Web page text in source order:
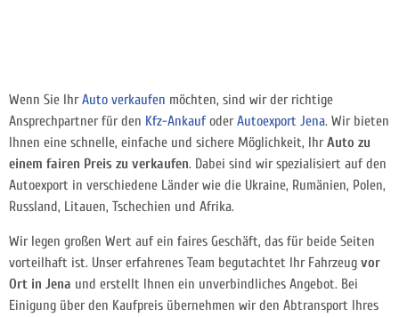
Wenn Sie IhrAuto verkaufen möchten, sind wir der richtige
Ansprechpartner für den Kfz-AnkaufoderAutoexport Jena. Wir bieten
Ihnen eine schnelle, einfache und sichere Möglichkeit, IhrAuto zu
einem fairen Preis zu verkaufen. Dabei sind wir spezialisiert auf den
Autoexport in verschiedene Länder wie die Ukraine, Rumänien, Polen,
Russland, Litauen, Tschechien und Afrika.
Wir legen großen Wert auf ein faires Geschäft, das für beide Seiten
vorteilhaft ist. Unser erfahrenes Team begutachtet Ihr Fahrzeug vor
Ort in Jena und erstellt Ihnen ein unverbindliches Angebot. Bei
Einigung über den Kaufpreis übernehmen wir den Abtransport Ihres